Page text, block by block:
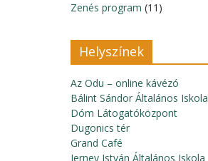
Zenés program (11)
Helyszínek
Az Odu – online kávézó
Bálint Sándor Általános Iskola
Dóm Látogatóközpont
Dugonics tér
Grand Café
Jerney István Általános Iskola